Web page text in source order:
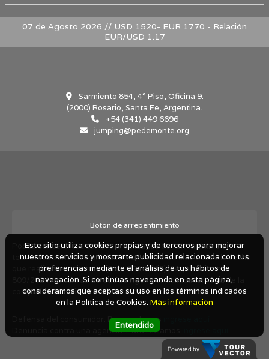
07 de Agosto 2026 // USD 1520- EUR 1770 - Relación
EUR/USD 1.17
Sarmiento 854, 4° Piso, Oficina 9.
(2000) Rosario, Santa Fe, Argentina.
+54 (341) 449 6696
jumping@pedemonte.org
Boton de arrepentimiento
Podés cancelar tus compras realizadas de forma online o
telefonica dentro de un plazo máximo de 10 días desde la fecha
que realizaste la compra (Disp.954/2025). Según decreto
809/2024 las tarifas aéreas se rigen por política tarifaria de la
compañía aérea informada antes de la contratación.
Defensa del consumidor. Para reclamos
Denuncia contra una agencia. Para reclamos
Este sitio utiliza cookies propias y de terceros para mejorar
nuestros servicios y mostrarte publicidad relacionada con tus
preferencias mediante el análisis de tus hábitos de
navegación. Si continúas navegando en esta página,
consideramos que aceptas su uso en los términos indicados
en la Política de Cookies. Más información
Entendido